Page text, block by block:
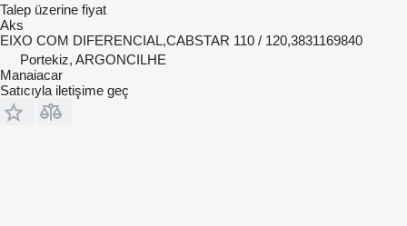
Talep üzerine fiyat
Aks
EIXO COM DIFERENCIAL,CABSTAR 110 / 120,3831169840
Portekiz, ARGONCILHE
Manaiacar
Satıcıyla iletişime geç